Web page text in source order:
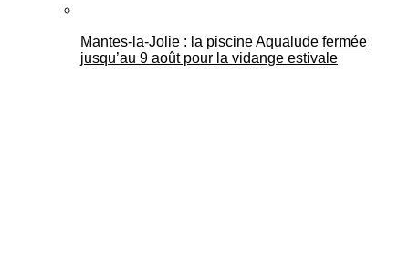
Mantes-la-Jolie : la piscine Aqualude fermée
jusqu’au 9 août pour la vidange estivale